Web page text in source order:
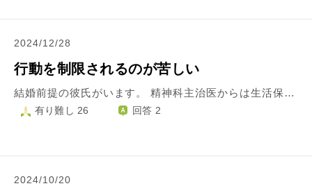
2024/12/28
行動を制限されるのが苦しい
結婚前提の彼氏がいます。 精神科主治医からは生活保護をもらってでも、実家から離れたほうがいいと言われています。ストレスが悪化して耳にまで症状が出て入院までしました。右耳難聴です。 母親がいわゆる陰謀論者でして、私はどちらかと言うとそういうのは信じない人です。 信心は大切ですが、陰謀は結果論なので。 毎日◯◯をしたからこの人は亡くなったんだとか、◯◯は陰謀でこのことは秘密裏にされているだのなんだのと言われ、嫌だと伝えても私は間違ったことを伝えていないと怒鳴られます。 むしろ教えてあげているのだから感謝しろと。 この前、主治医から言われたことと今の体調面から一人暮らしか同棲をしたいと伝えました。 結果としてはNGで、実家を出る必要性がない。 実家暮らし以外は認めないと言われました。 現在は一般での就労制限があり、本来は在宅勤務メインなのにもかかわらず、会社の人に無理を言って事務所で仕事をしています。家にいると不安症状で仕事ができません。 彼はそのあたりの理解があり、一人暮らしなので家でゆっくりしていいし、帰りもきちんと送ってあげるからと一緒に過ごしてくれています。 帰りは車で自宅まで送ってくれます。とてもありがたいです。 門限に間に合っていないと怒られますが 彼自身も疲れて眠ってからでないと動けないときがあったり、私自身が自宅に帰るストレスでパニック発作を起こします。 親はそれに対しても気◯いと差別的表現をしてきます。話してはみたのですが無駄でした。 日付が変わった瞬間朝帰りだ！と憤り、理由を聞いても怒鳴って全てをコントロールしないと気がすまない、話し合いすら応じてくれない親に対して限界を感じています。 （一度鍵を忘れて入れなかったときは暴力で押さえつけられました） 彼が疲れているなら会わなければいいとまで言われました。 私はどうすればいいのでしょうか。 親に育ててもらったことは感謝しておりますが、この年齢まで制限をされていて、親の中のルールから一歩でも踏み外すと有無を言わず両親揃って攻撃してくるので逃げ道がないです。
有り難し 26 回答 2
2024/10/20